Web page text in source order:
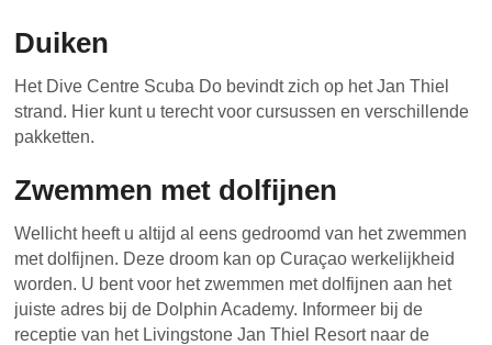
Duiken
Het Dive Centre Scuba Do bevindt zich op het Jan Thiel
strand. Hier kunt u terecht voor cursussen en verschillende
pakketten.
Zwemmen met dolfijnen
Wellicht heeft u altijd al eens gedroomd van het zwemmen
met dolfijnen. Deze droom kan op Curaçao werkelijkheid
worden. U bent voor het zwemmen met dolfijnen aan het
juiste adres bij de Dolphin Academy. Informeer bij de
receptie van het Livingstone Jan Thiel Resort naar de